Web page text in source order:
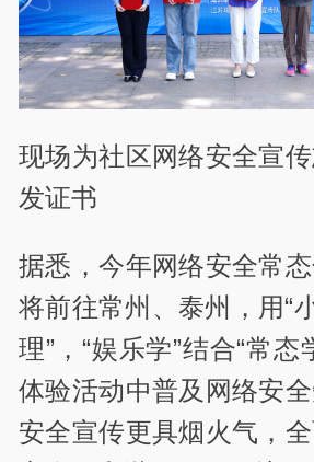
现场为社区网络安全宣
发证书
据悉，今年网络安全常
将前往常州、泰州，用“
理”，“娱乐学”结合“常态
体验活动中普及网络安
安全宣传更具烟火气，全